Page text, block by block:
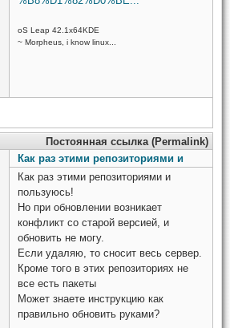
oS Leap 42.1x64KDE
~ Morpheus, i know linux...
Постоянная ссылка (Permalink)
Как раз этими репозиториями и
Как раз этими репозиториями и
пользуюсь!
Но при обновлении возникает
конфликт со старой версией, и
обновить не могу.
Если удаляю, то сносит весь сервер.
Кроме того в этих репозиториях не
все есть пакеты
Может знаете инструкцию как
правильно обновить руками?